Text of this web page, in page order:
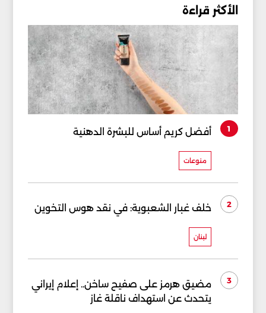
الأكثر قراءة
1 أفضل كريم أساس للبشرة الدهنية
منوعات
2 خلف غبار الشعبوية: في نقد هوس التخوين
لبنان
3
مضيق هرمز على صفيح ساخن.. إعلام إيراني
يتحدث عن استهداف ناقلة غاز